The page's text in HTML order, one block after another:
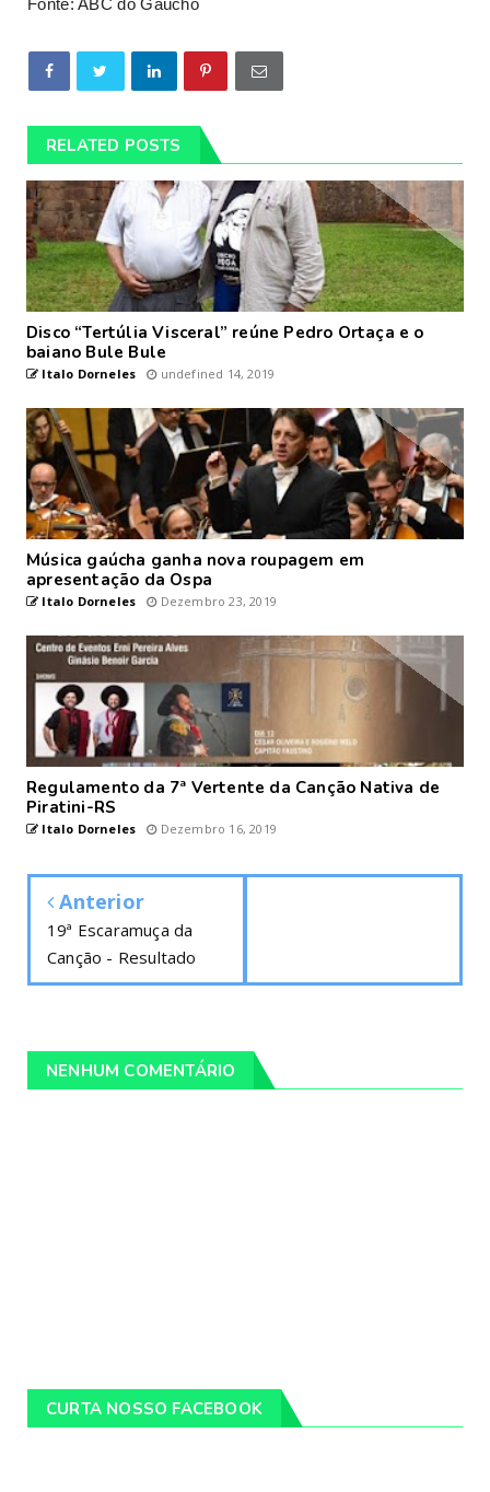
RELATED POSTS
Disco “Tertúlia Visceral” reúne Pedro Ortaça e o
baiano Bule Bule
Italo Dorneles undefined 14, 2019
Música gaúcha ganha nova roupagem em
apresentação da Ospa
Italo Dorneles Dezembro 23, 2019
Regulamento da 7ª Vertente da Canção Nativa de
Piratini-RS
Italo Dorneles Dezembro 16, 2019
Anterior
19ª Escaramuça da
Canção - Resultado
NENHUM COMENTÁRIO
CURTA NOSSO FACEBOOK